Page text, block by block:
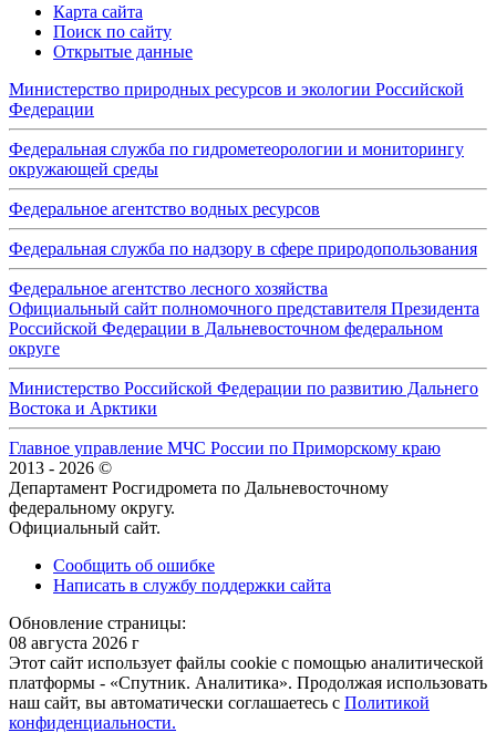
Карта сайта
Поиск по сайту
Открытые данные
Министерство природных ресурсов и экологии Российской
Федерации
Федеральная служба по гидрометеорологии и мониторингу
окружающей среды
Федеральное агентство водных ресурсов
Федеральная служба по надзору в сфере природопользования
Федеральное агентство лесного хозяйства
Официальный сайт полномочного представителя Президента
Российской Федерации в Дальневосточном федеральном
округе
Министерство Российской Федерации по развитию Дальнего
Востока и Арктики
Главное управление МЧС России по Приморскому краю
2013 - 2026 ©
Департамент Росгидромета по Дальневосточному
федеральному округу.
Официальный сайт.
Сообщить об ошибке
Написать в службу поддержки сайта
Обновление страницы:
08 августа 2026 г
Этот сайт использует файлы cookie с помощью аналитической
платформы - «Спутник. Аналитика». Продолжая использовать
наш сайт, вы автоматически соглашаетесь с Политикой
конфиденциальности.